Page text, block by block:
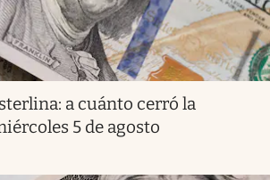
a cuánto cerró la
5 de agosto